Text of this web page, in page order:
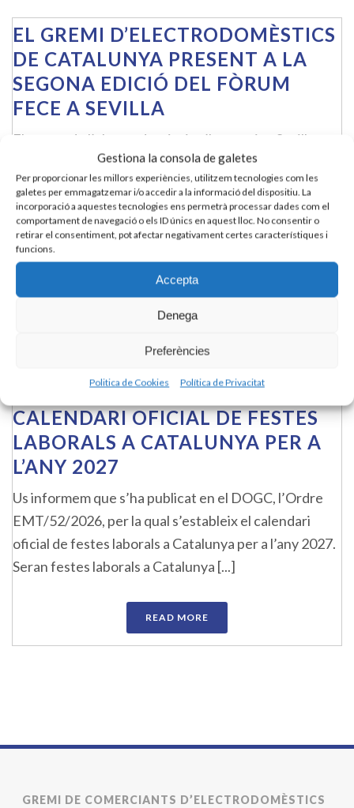
Gestiona la consola de galetes
Per proporcionar les millors experiències, utilitzem tecnologies com les
galetes per emmagatzemar i/o accedir a la informació del dispositiu. La
incorporació a aquestes tecnologies ens permetrà processar dades com el
comportament de navegació o els ID únics en aquest lloc. No consentir o
retirar el consentiment, pot afectar negativament certes característiques i
funcions.
Accepta
Denega
Preferències
Politica de Cookies Política de Privacitat
EL GREMI D’ELECTRODOMÈSTICS
DE CATALUNYA PRESENT A LA
SEGONA EDICIÓ DEL FÒRUM
FECE A SEVILLA
El sector de l’electrodomèstic s’ha reunit a Sevilla per
analitzar els reptes estratègics del futur, amb una
participació activa del Gremi. El President i el Gerent
del Gremi de [...]
CALENDARI OFICIAL DE FESTES
LABORALS A CATALUNYA PER A
L’ANY 2027
Us informem que s’ha publicat en el DOGC, l’Ordre
EMT/52/2026, per la qual s’estableix el calendari
oficial de festes laborals a Catalunya per a l’any 2027.
Seran festes laborals a Catalunya [...]
READ MORE
GREMI DE COMERCIANTS D’ELECTRODOMÈSTICS